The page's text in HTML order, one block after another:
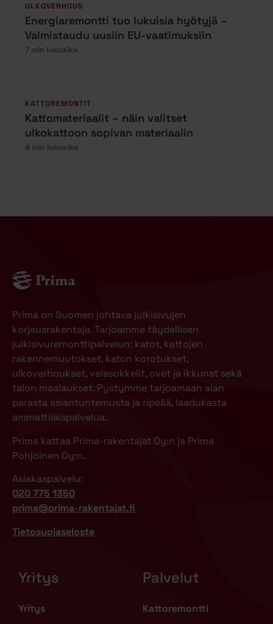
ULKOVERHOUS
Energiaremontti tuo lukuisia hyötyjä –
Valmistaudu uusiin EU-vaatimuksiin
7 min lukuaika
KATTOREMONTIT
Kattomateriaalit – näin valitset
ulkokattoon sopivan materiaalin
4 min lukuaika
Prima on Suomen johtava julkisivujen
korjausrakentaja. Tarjoamme täydellisen
julkisivuremonttipalvelun: katot, kattojen
rakennemuutokset, katon korotukset,
ulkoverhoukset, valesokkelit, ovet ja ikkunat sekä
talon maalaukset. Pystymme tarjoamaan alan
parasta asiantuntemusta ja ripeää, laadukasta
ammattilaispalvelua.
Prima kattaa Prima-rakentajat Oy:n ja Prima
Pohjoinen Oy:n.
Asiakaspalvelu:
020 775 1350
prima@prima-rakentajat.fi
Tietosuojaseloste
Yritys
Yritys
Palvelut
Kattoremontti